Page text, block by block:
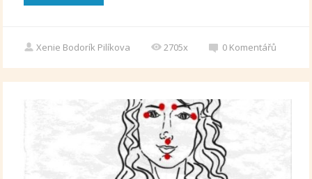
Xenie Bodorík Pilíkova 2705x 0 Komentářů